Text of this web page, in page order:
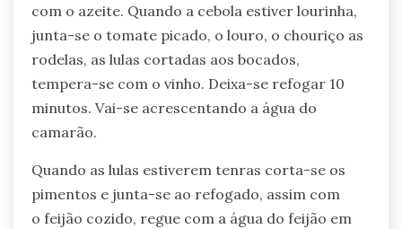
com o azeite. Quando a cebola estiver lourinha,
junta-se o tomate picado, o louro, o chouriço as
rodelas, as lulas cortadas aos bocados,
tempera-se com o vinho. Deixa-se refogar 10
minutos. Vai-se acrescentando a água do
camarão.
Quando as lulas estiverem tenras corta-se os
pimentos e junta-se ao refogado, assim com
o feijão cozido, regue com a água do feijão em